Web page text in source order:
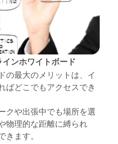
ンホワイトボード
の最大のメリットは、イ
ばどこでもアクセスでき
クや出張中でも場所を選
物理的な距離に縛られ
ます。